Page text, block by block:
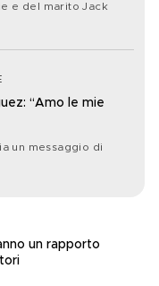
e del marito Jack
“Amo le mie
un messaggio di
un rapporto